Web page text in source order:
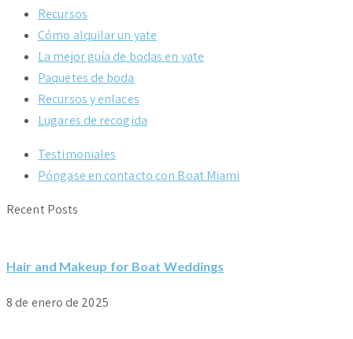
Recursos
Cómo alquilar un yate
La mejor guía de bodas en yate
Paquetes de boda
Recursos y enlaces
Lugares de recogida
Testimoniales
Póngase en contacto con Boat Miami
Recent Posts
Hair and Makeup for Boat Weddings
8 de enero de 2025